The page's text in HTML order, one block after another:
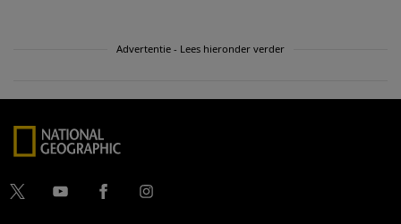
Advertentie - Lees hieronder verder